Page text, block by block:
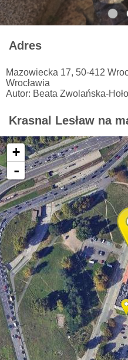
Adres
Mazowiecka 17, 50-412
Wrocławia
Autor: Beata Zwolańska-
Krasnal Lesław na
+
-